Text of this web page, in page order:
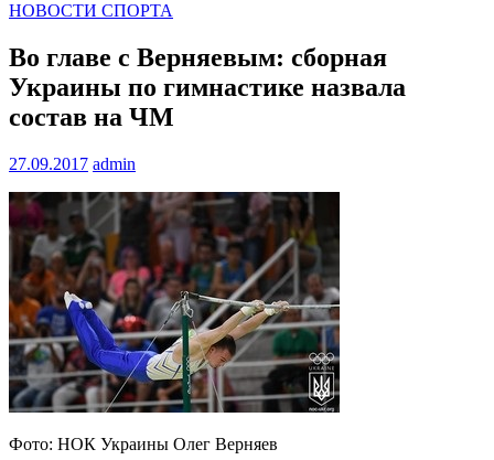
НОВОСТИ СПОРТА
Во главе с Верняевым: сборная
Украины по гимнастике назвала
состав на ЧМ
27.09.2017 admin
Фото: НОК Украины Олег Верняев